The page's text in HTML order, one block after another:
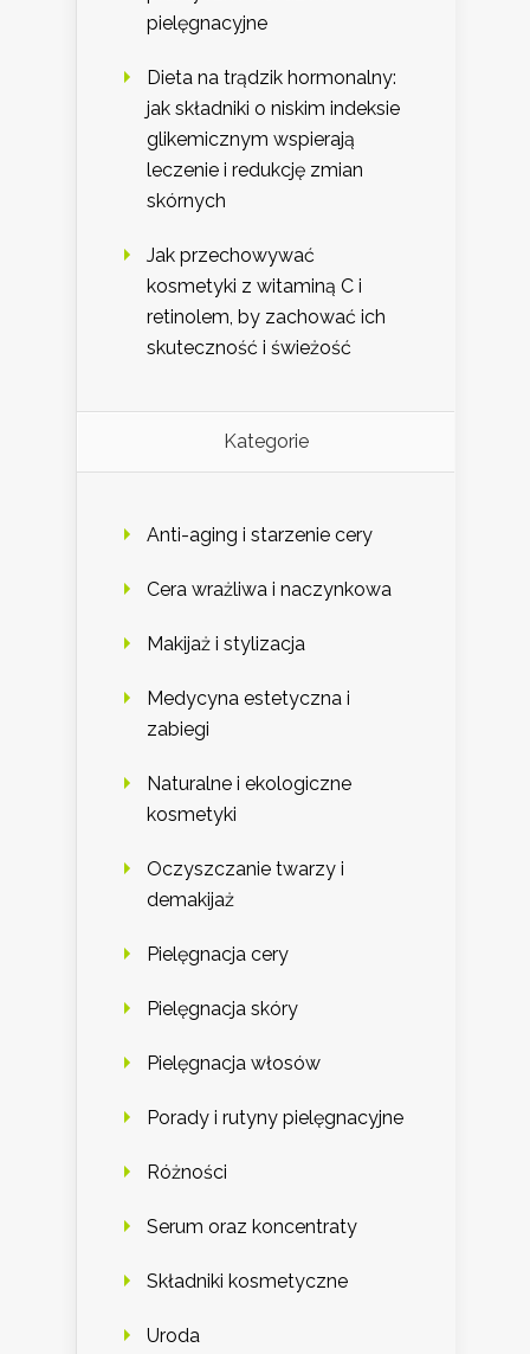
pielęgnacyjne
Dieta na trądzik hormonalny:
jak składniki o niskim indeksie
glikemicznym wspierają
leczenie i redukcję zmian
skórnych
Jak przechowywać
kosmetyki z witaminą C i
retinolem, by zachować ich
skuteczność i świeżość
Kategorie
Anti-aging i starzenie cery
Cera wrażliwa i naczynkowa
Makijaż i stylizacja
Medycyna estetyczna i
zabiegi
Naturalne i ekologiczne
kosmetyki
Oczyszczanie twarzy i
demakijaż
Pielęgnacja cery
Pielęgnacja skóry
Pielęgnacja włosów
Porady i rutyny pielęgnacyjne
Różności
Serum oraz koncentraty
Składniki kosmetyczne
Uroda